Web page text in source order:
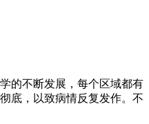
的不断发展，每个区域都有
底，以致病情反复发作。不